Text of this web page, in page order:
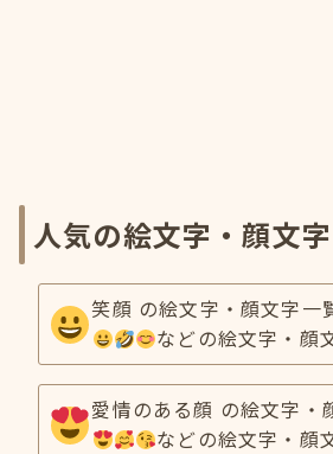
人気の絵文字・顔文
笑顔 の絵文字・顔文字一
などの絵文字・顔
愛情のある顔 の絵文字・
などの絵文字・顔